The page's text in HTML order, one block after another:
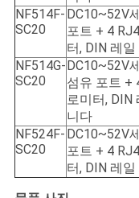
NF514F-
SC20
DC10~52V
포트 + 4
터, DIN 레
NF514G-
SC20
DC10~52V
섬유 포트 +
로미터, DIN
니다
NF524F-
SC20
DC10~52V
포트 + 4
터, DIN 레